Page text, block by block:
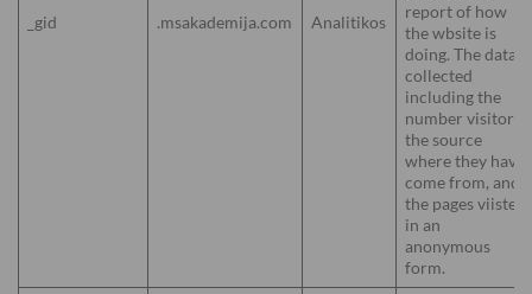
_gid .msakademija.com Analitikos
report of how
the wbsite is
doing. The data
collected
including the
number visitors,
the source
where they have
come from, and
the pages viisted
in an
anonymous
form.